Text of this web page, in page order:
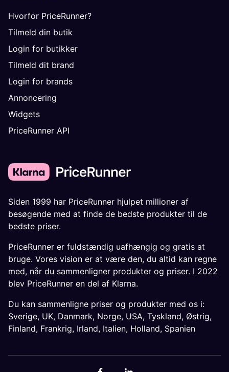
Hvorfor PriceRunner?
Tilmeld din butik
Login for butikker
Tilmeld dit brand
Login for brands
Annoncering
Widgets
PriceRunner API
Siden 1999 har PriceRunner hjulpet millioner af
besøgende med at finde de bedste produkter til de
bedste priser.
PriceRunner er fuldstændig uafhængig og gratis at
bruge. Vores vision er at være den, du altid kan regne
med, når du sammenligner produkter og priser. I 2022
blev PriceRunner en del af Klarna.
Du kan sammenligne priser og produkter med os i:
Sverige, UK, Danmark, Norge, USA, Tyskland, Østrig,
Finland, Frankrig, Irland, Italien, Holland, Spanien